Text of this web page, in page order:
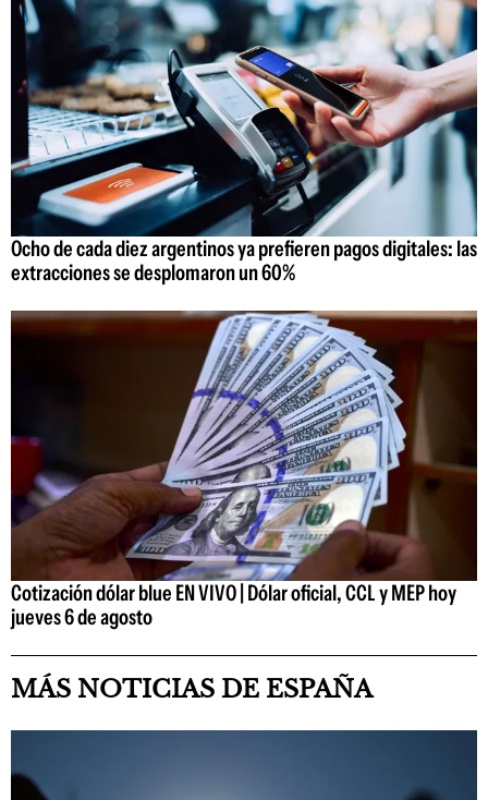
Ocho de cada diez argentinos ya prefieren pagos digitales: las
extracciones se desplomaron un 60%
Cotización dólar blue EN VIVO | Dólar oficial, CCL y MEP hoy
jueves 6 de agosto
MÁS NOTICIAS DE ESPAÑA